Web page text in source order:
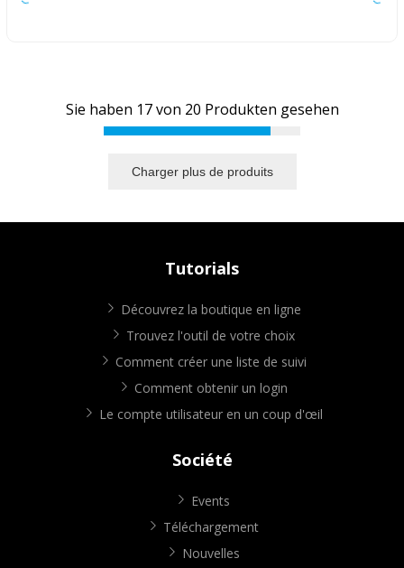
Sie haben 17von 20 Produkten gesehen
Charger plus de produits
Tutorials
Découvrez la boutique en ligne
Trouvez l'outil de votre choix
Comment créer une liste de suivi
Comment obtenir un login
Le compte utilisateur en un coup d'œil
Société
Events
Téléchargement
Nouvelles